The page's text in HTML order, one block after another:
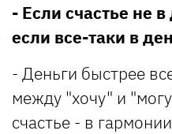
- Если счастье не
если все-таки в
- Деньги быстрее
между "хочу" и
счастье - в